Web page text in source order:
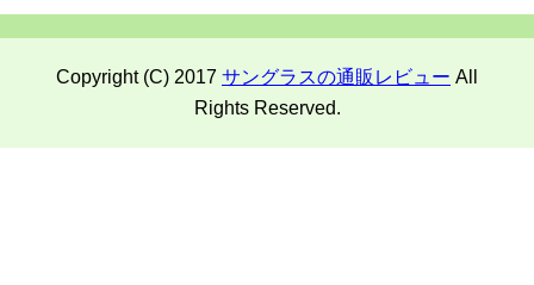
Copyright (C) 2017 サングラスの通販レビュー All
Rights Reserved.